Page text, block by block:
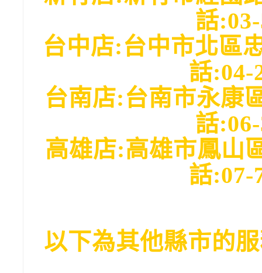
話
台中店:台中市北
話:04-
台南店:台南市永
話
高雄店:高雄市鳳山
話
以下為其他縣市的